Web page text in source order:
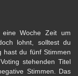
Woche Zeit um
lohnt, solltest du
hast du fünf Stimmen
stehenden Titel
Stimmen. Das